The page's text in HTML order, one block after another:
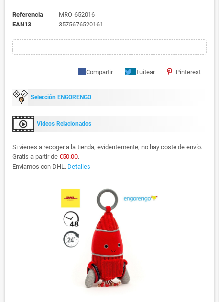
Referencia
MRO-652016
EAN13
3575676520161
Compartir Tuitear Pinterest
Selección ENGORENGO
Videos Relacionados
Si vienes a recoger a la tienda, evidentemente, no hay coste de envío.
Gratis a partir de €50.00.
Enviamos con DHL. Detalles